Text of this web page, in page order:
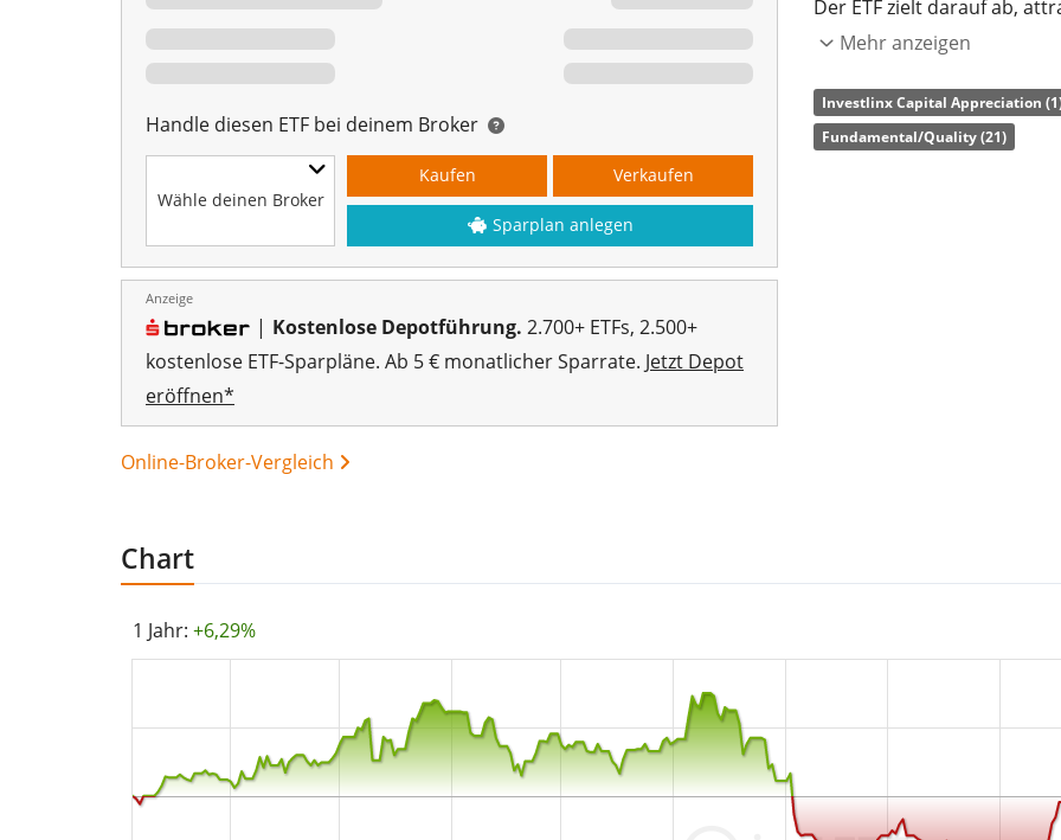
Handle diesen ETF bei deinem Broker
Wähle deinen Broker
Kaufen Verkaufen
Sparplan anlegen
Anzeige
| Kostenlose Depotführung. 2.700+ ETFs, 2.500+
kostenlose ETF-Sparpläne. Ab 5 € monatlicher Sparrate. Jetzt Depot
eröffnen*
Online-Broker-Vergleich
Der ETF zielt darauf ab,
Geschäftsmodellen,
Managementteams mit
auszuwählen.
Mehr anzeigen
Investlinx Capital Appreciation
Fundamental/Quality (21)
Chart
1 Jahr: +6,29%